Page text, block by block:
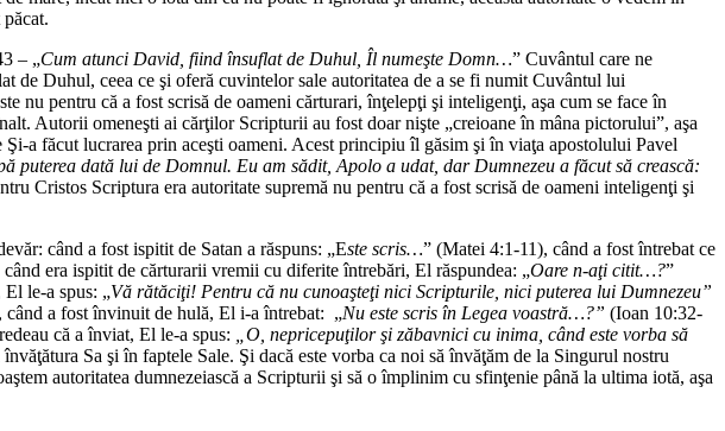
– „Cum atunci David, fiind însuflat de Duhul, Îl numeşte Domn…” Cuvântul care ne
de Duhul, ceea ce şi oferă cuvintelor sale autoritatea de a se fi numit Cuvântul lui
nu pentru că a fost scrisă de oameni cărturari, înţelepţi şi inteligenţi, aşa cum se face în
Autorii omeneşti ai cărţilor Scripturii au fost doar nişte „creioane în mâna pictorului”, aşa
a făcut lucrarea prin aceşti oameni. Acest principiu îl găsim şi în viaţa apostolului Pavel
puterea dată lui de Domnul. Eu am sădit, Apolo a udat, dar Dumnezeu a făcut să crească:
Cristos Scriptura era autoritate supremă nu pentru că a fost scrisă de oameni inteligenţi şi
când a fost ispitit de Satan a răspuns: „Este scris…” (Matei 4:1-11), când a fost întrebat ce
când era ispitit de cărturarii vremii cu diferite întrebări, El răspundea: „Oare n-aţi citit…?”
le-a spus: „Vă rătăciţi! Pentru că nu cunoaşteţi nici Scripturile, nici puterea lui Dumnezeu”
a fost învinuit de hulă, El i-a întrebat: „Nu este scris în Legea voastră…?” (Ioan 10:32-
că a înviat, El le-a spus:
„O, nepricepuţilor şi zăbavnici cu inima, când este vorba să
Sa şi în faptele Sale. Şi dacă este vorba ca noi să învăţăm de la Singurul nostru
autoritatea dumnezeiască a Scripturii şi să o împlinim cu sfinţenie până la ultima iotă, aşa